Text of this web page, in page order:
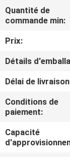
VISITE
D'USINE
DE
QUALITÉ
Quantité de
commande min:
Prix:
Détails
Délai de
Conditions de
paiement:
Capacité